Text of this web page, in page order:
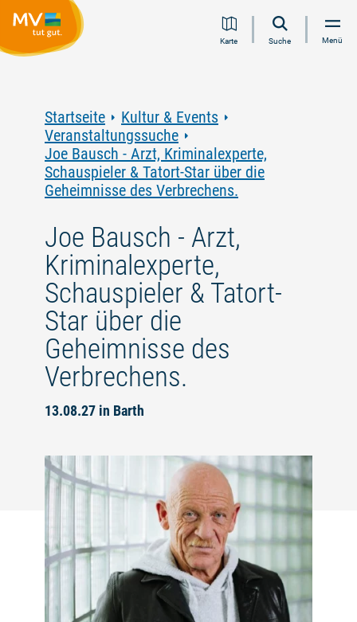
Inhalt
Navigation
Volltextsuche
FooterKarte Suche Menü
Startseite
Kultur & Events
Veranstaltungssuche
Joe Bausch - Arzt, Kriminalexperte,
Schauspieler & Tatort-Star über die
Geheimnisse des Verbrechens.
Joe Bausch - Arzt,
Kriminalexperte,
Schauspieler & Tatort-
Star über die
Geheimnisse des
Verbrechens.
13.08.27 in Barth